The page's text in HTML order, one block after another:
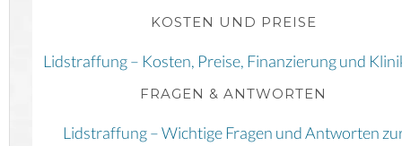
KOSTEN UND PREISE
Lidstraffung – Kosten, Preise, Finanzierung und
FRAGEN & ANTWORTEN
Lidstraffung – Wichtige Fragen und Antworten